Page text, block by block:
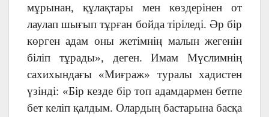
мұрынан, құлақтары мен көздерінен от
лаулап шығып тұрған бойда тіріледі. Әр бір
көрген адам оны жетімнің малын жегенін
біліп тұрады», деген. Имам Мүслимнің
сахихындағы «Миғраж» туралы хадистен
үзінді: «Бір кезде бір топ адамдармен бетпе
бет келіп қалдым. Олардың бастарына басқа